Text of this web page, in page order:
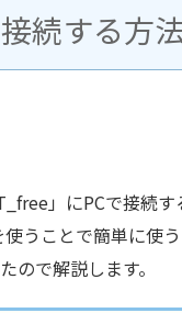
続する方
」にPCで接続す
うことで簡単に使う
ので解説します。